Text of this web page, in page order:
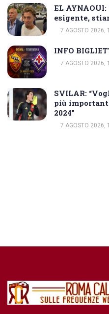
EL
esigente,
7 AGOSTO 2026,
INFO
7 AGOSTO 2026,
SVILAR:
più
2024”
7 AGOSTO 2026,